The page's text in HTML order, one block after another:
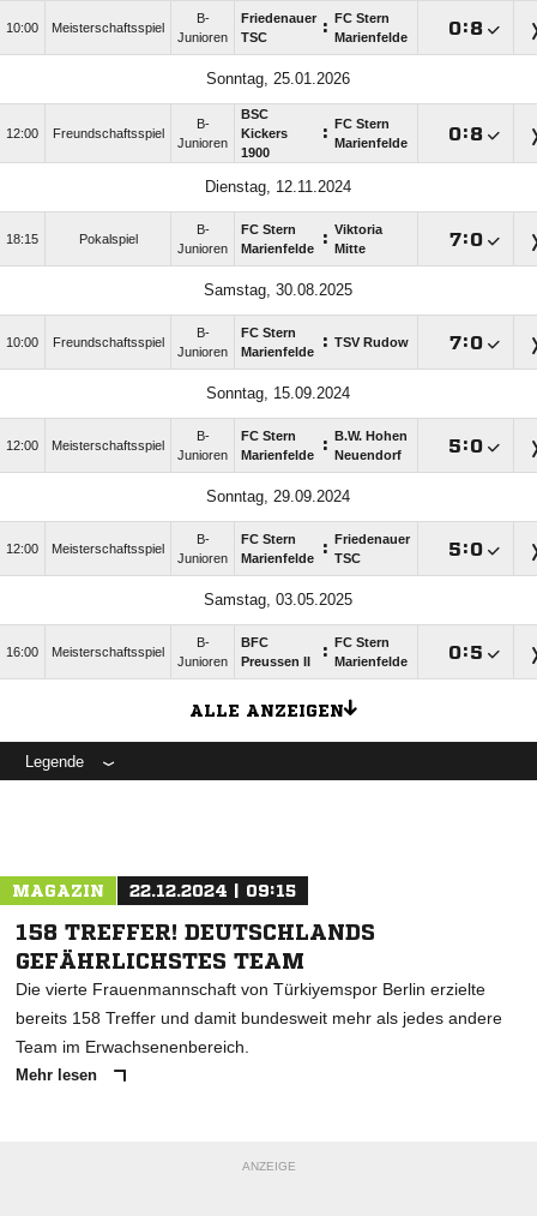
10:00 Meisterschaftsspiel
B-
Junioren
Friedenauer
TSC
:
FC Stern
Marienfelde
:
Sonntag, 25.01.2026
12:00 Freundschaftsspiel
B-
Junioren
BSC
Kickers
1900
:
FC Stern
Marienfelde
:
Dienstag, 12.11.2024
18:15 Pokalspiel
B-
Junioren
FC Stern
Marienfelde
: Viktoria
Mitte
:
Samstag, 30.08.2025
10:00 Freundschaftsspiel
B-
Junioren
FC Stern
Marienfelde
: TSV Rudow :
Sonntag, 15.09.2024
12:00 Meisterschaftsspiel
B-
Junioren
FC Stern
Marienfelde
:
B.W. Hohen
Neuendorf
:
Sonntag, 29.09.2024
12:00 Meisterschaftsspiel
B-
Junioren
FC Stern
Marienfelde
:
Friedenauer
TSC
:
Samstag, 03.05.2025
16:00 Meisterschaftsspiel
B-
Junioren
BFC
Preussen II
:
FC Stern
Marienfelde
:
ALLE ANZEIGEN
Legende
MAGAZIN 22.12.2024 | 09:15
158 TREFFER! DEUTSCHLANDS
GEFÄHRLICHSTES TEAM
Die vierte Frauenmannschaft von Türkiyemspor Berlin erzielte
bereits 158 Treffer und damit bundesweit mehr als jedes andere
Team im Erwachsenenbereich.
Mehr lesen
ANZEIGE